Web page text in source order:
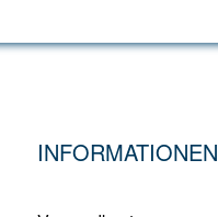
INFORMATIONEN